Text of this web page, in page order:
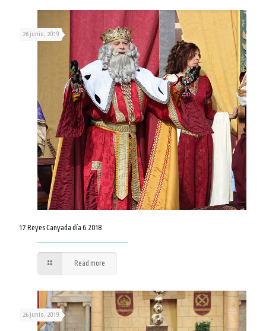
26 junio, 2019
17 Reyes Canyada día 6 2018
Read more
26 junio, 2019